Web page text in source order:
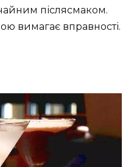
післясмаком.
вимагає вправності.